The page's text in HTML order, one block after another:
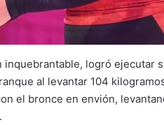
logró ejecutar
al levantar 104
el bronce en envión,